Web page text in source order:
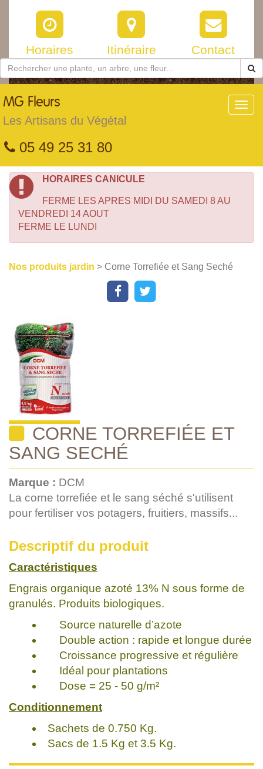
Horaires Itinéraire Contact
MG Fleurs
Les Artisans du Végétal
05 49 25 31 80
HORAIRES CANICULE
FERME LES APRES MIDI DU SAMEDI 8 AU
VENDREDI 14 AOUT
FERME LE LUNDI
Nos produits jardin > Corne Torrefiée et Sang Seché
CORNE TORREFIÉE ET
SANG SECHÉ
Marque : DCM
La corne torrefiée et le sang séché s'utilisent
pour fertiliser vos potagers, fruitiers, massifs...
Descriptif du produit
Caractéristiques
Engrais organique azoté 13% N sous forme de
granulés. Produits biologiques.
Source naturelle d’azote
Double action : rapide et longue durée
Croissance progressive et régulière
Idéal pour plantations
Dose = 25 - 50 g/m²
Conditionnement
Sachets de 0.750 Kg.
Sacs de 1.5 Kg et 3.5 Kg.